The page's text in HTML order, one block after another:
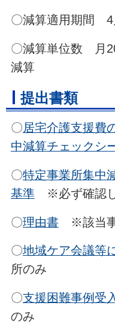
〇減算適用期間 4
〇減算単位数 月
減算
提出書類
〇居宅介護支援費
中減算チェックシ
〇特定事業所集中
基準※必ず確認し
〇理由書※該当事
〇地域ケア会議等
所のみ
〇支援困難事例受
のみ